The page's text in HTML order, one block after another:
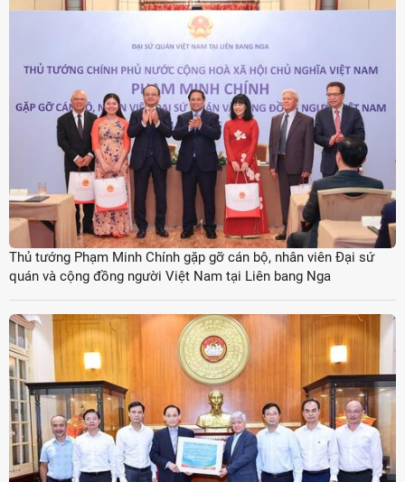
Thủ tướng Phạm Minh Chính gặp gỡ cán bộ, nhân viên Đại sứ
quán và cộng đồng người Việt Nam tại Liên bang Nga